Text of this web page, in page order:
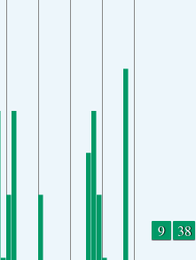
9 38